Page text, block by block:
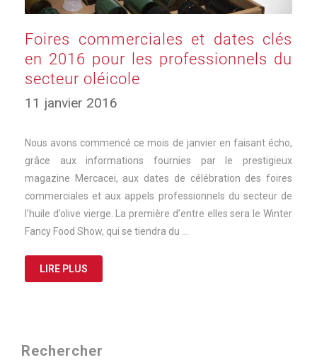
Foires commerciales et dates clés
en 2016 pour les professionnels du
secteur oléicole
11 janvier 2016
Nous avons commencé ce mois de janvier en faisant écho,
grâce aux informations fournies par le prestigieux
magazine Mercacei, aux dates de célébration des foires
commerciales et aux appels professionnels du secteur de
l’huile d’olive vierge. La première d’entre elles sera le Winter
Fancy Food Show, qui se tiendra du …
LIRE PLUS
Rechercher